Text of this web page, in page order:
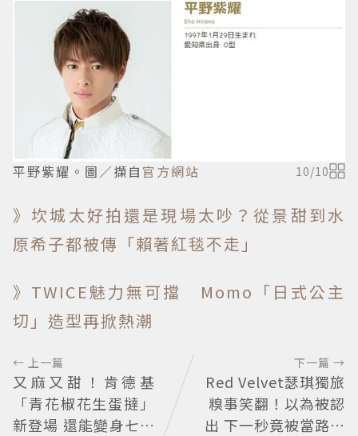
平野紫耀。圖／擷自 官方網站 10/10
》坎城太好拍還是現場太吵？從景甜到水
原希子都被傳「賴著紅毯不走」
》TWICE魅力無可擋 Momo「日式公主
切」造型再掀熱潮
← 上一篇
又麻又甜！肯德基
「青花椒花生蛋撻」
新登場 還能變身七夕
下一篇 →
Red Velvet瑟琪獨旅
糗事笑翻！以為被認
出 下一秒竟被當路人